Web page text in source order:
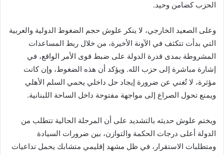
الحزب كضامن وحيد.
وعلى الصعيد الخارجي، لا ينكر علوش حجم الضغوط الدولية والعربية
التي بدأت تتكثف في الآونة الأخيرة، من خلال ربط المساعدات
المشروطة بمدى قدرة الدولة على ضبط قوى الأمر الواقع، في
إشارة مباشرة إلى حزب الله. ويؤكد أن هذه الضغوط، وإن كانت
مؤثرة، لا تُغني عن ضرورة إيجاد حل داخلي يحمي السلم الأهلي
ويمنع تحول الصراع إلى مواجهة مفتوحة داخل الساحة اللبنانية.
ويختم علوش حديثه بالتشديد على أن المرحلة الحالية تتطلب من
الدولة أعلى درجات الحكمة والتوازن، بين ضرورات السيادة
ومتطلبات الاستقرار، في ظل مشهد إقليمي متشابك يحمل تداعيات